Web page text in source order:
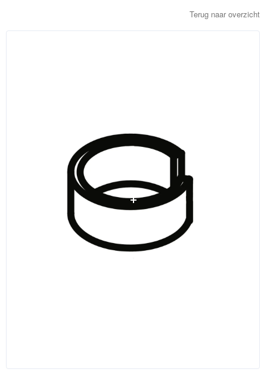
Terug naar overzicht